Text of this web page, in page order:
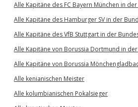
Alle Kapitäne des FC Bayern München in
Alle Kapitäne des Hamburger SV in der
Alle Kapitäne des VfB Stuttgart in der
Alle Kapitäne von Borussia Dortmund in
Alle Kapitäne von Borussia
Alle kenianischen Meister
Alle kolumbianischen Pokalsieger